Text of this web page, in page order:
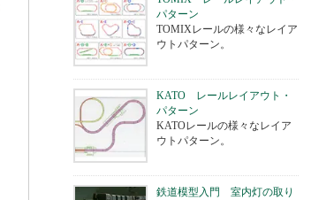
パターン
TOMIXレールの様々なレイア
ウトパターン。
KATO レールレイアウト・
パターン
KATOレールの様々なレイア
ウトパターン。
鉄道模型入門 室内灯の取り